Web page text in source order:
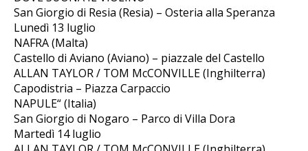
San Giorgio di Resia (Resia) – Osteria alla Speranza
Lunedì 13 luglio
NAFRA (Malta)
Castello di Aviano (Aviano) – piazzale del Castello
ALLAN TAYLOR / TOM McCONVILLE (Inghilterra)
Capodistria – Piazza Carpaccio
NAPULE“ (Italia)
San Giorgio di Nogaro – Parco di Villa Dora
Martedì 14 luglio